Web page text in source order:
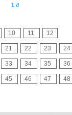
1 đ
10 11 12
21 22 23 24
33 34 35 36
45 46 47 48